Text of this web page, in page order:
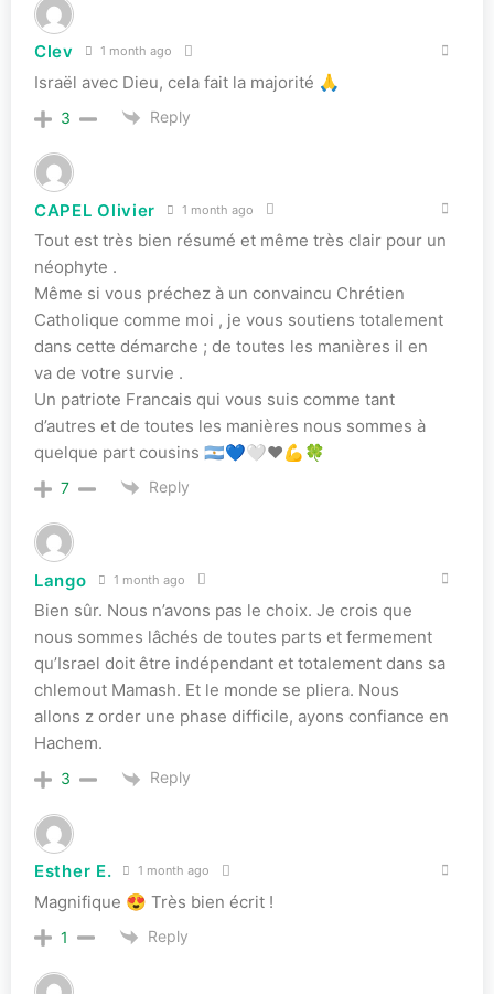
Clev 1 month ago
Israël avec Dieu, cela fait la majorité 🙏
3 Reply
CAPEL Olivier 1 month ago
Tout est très bien résumé et même très clair pour un
néophyte .
Même si vous préchez à un convaincu Chrétien
Catholique comme moi , je vous soutiens totalement
dans cette démarche ; de toutes les manières il en
va de votre survie .
Un patriote Francais qui vous suis comme tant
d’autres et de toutes les manières nous sommes à
quelque part cousins 🇦🇷💙🤍❤️💪🍀
7 Reply
Lango 1 month ago
Bien sûr. Nous n’avons pas le choix. Je crois que
nous sommes lâchés de toutes parts et fermement
qu’Israel doit être indépendant et totalement dans sa
chlemout Mamash. Et le monde se pliera. Nous
allons z order une phase difficile, ayons confiance en
Hachem.
3 Reply
Esther E. 1 month ago
Magnifique 😍 Très bien écrit !
1 Reply